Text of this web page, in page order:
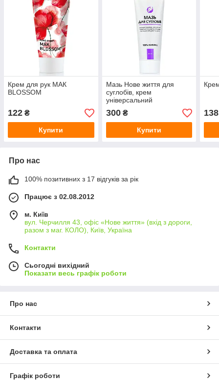
Крем для рук МАК
BLOSSOM
122 ₴
Купити
Мазь Нове життя для
суглобів, крем
універсальний
300₴
Купити
138
Про нас
100% позитивних з 17 відгуків за рік
Працює з 02.08.2012
м. Київ
вул. Черчилля 43, офіс «Нове життя» (вхід з дороги,
разом з маг. КОЛО), Київ, Україна
Контакти
Сьогодні вихідний
Показати весь графік роботи
Про нас
Контакти
Доставка та оплата
Графік роботи